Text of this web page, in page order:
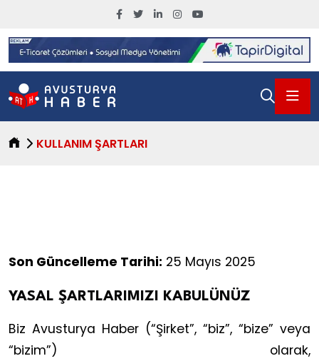
KULLANIM ŞARTLARI
Son Güncelleme Tarihi: 25 Mayıs 2025
YASAL ŞARTLARIMIZI KABULÜNÜZ
Biz Avusturya Haber (“Şirket”, “biz”, “bize” veya
“bizim”) olarak,